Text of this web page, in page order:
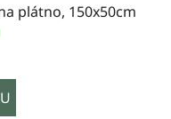
plátno, 150x50cm